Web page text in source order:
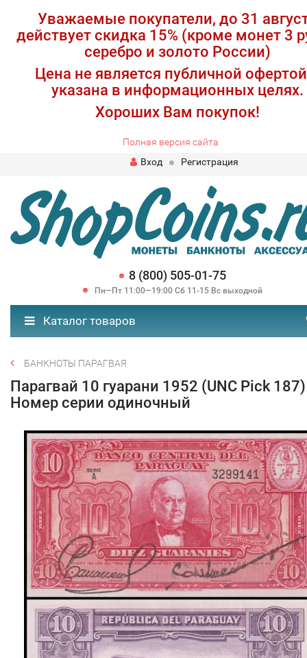
Уважаемые покупатели, до 31
действует скидка 15% (кроме монет 3
серебро и золото России)
Цена не является публичной
указана в информационных целях.
Хороших Вам покупок!
Полная версия сайта
Вход
Регистрация
8 (800) 505-01-75
Пн—Пт 11:00—19:00 Сб 11-15 Вс выходной
Каталог товаров
БАНКНОТЫ ПАРАГВАЯ
Парагвай 10 гуарани 1952 (UNC Pick 187)
Номер серии одиночный